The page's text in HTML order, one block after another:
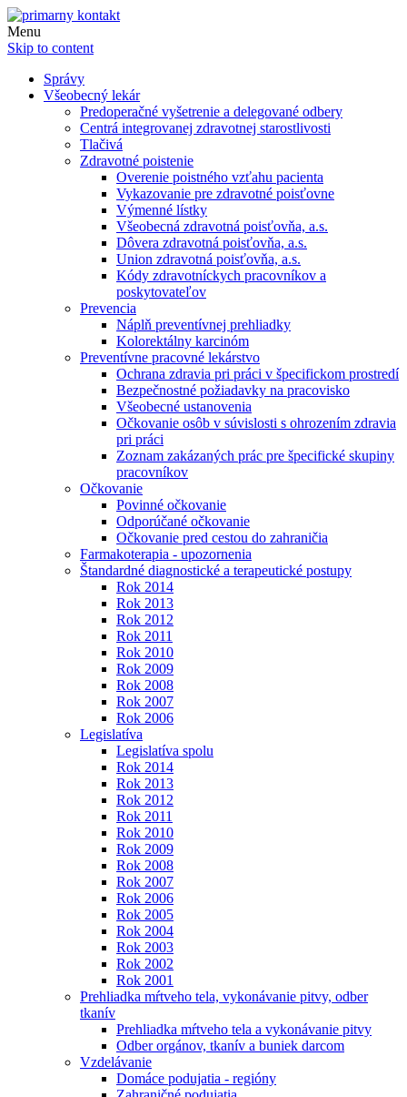
Menu
Skip to content
Správy
Všeobecný lekár
Predoperačné vyšetrenie a delegované odbery
Centrá integrovanej zdravotnej starostlivosti
Tlačivá
Zdravotné poistenie
Overenie poistného vzťahu pacienta
Vykazovanie pre zdravotné poisťovne
Výmenné lístky
Všeobecná zdravotná poisťovňa, a.s.
Dôvera zdravotná poisťovňa, a.s.
Union zdravotná poisťovňa, a.s.
Kódy zdravotníckych pracovníkov a
poskytovateľov
Prevencia
Náplň preventívnej prehliadky
Kolorektálny karcinóm
Preventívne pracovné lekárstvo
Ochrana zdravia pri práci v špecifickom prostredí
Bezpečnostné požiadavky na pracovisko
Všeobecné ustanovenia
Očkovanie osôb v súvislosti s ohrozením zdravia
pri práci
Zoznam zakázaných prác pre špecifické skupiny
pracovníkov
Očkovanie
Povinné očkovanie
Odporúčané očkovanie
Očkovanie pred cestou do zahraničia
Farmakoterapia - upozornenia
Štandardné diagnostické a terapeutické postupy
Rok 2014
Rok 2013
Rok 2012
Rok 2011
Rok 2010
Rok 2009
Rok 2008
Rok 2007
Rok 2006
Legislatíva
Legislatíva spolu
Rok 2014
Rok 2013
Rok 2012
Rok 2011
Rok 2010
Rok 2009
Rok 2008
Rok 2007
Rok 2006
Rok 2005
Rok 2004
Rok 2003
Rok 2002
Rok 2001
Prehliadka mŕtveho tela, vykonávanie pitvy, odber
tkanív
Prehliadka mŕtveho tela a vykonávanie pitvy
Odber orgánov, tkanív a buniek darcom
Vzdelávanie
Domáce podujatia - regióny